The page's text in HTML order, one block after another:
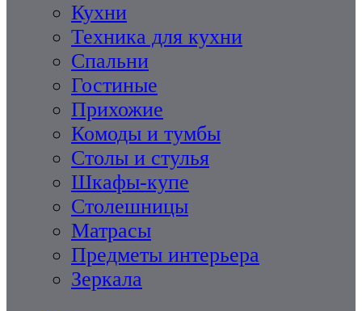
Кухни
Техника для кухни
Спальни
Гостиные
Прихожие
Комоды и тумбы
Столы и стулья
Шкафы-купе
Столешницы
Матрасы
Предметы интерьера
Зеркала